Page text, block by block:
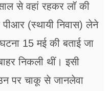
से वहां रहकर लॉ की
(स्थायी निवास) लेने
15 मई की बताई जा
निकली थीं। इसी
पर चाकू से जानलेवा